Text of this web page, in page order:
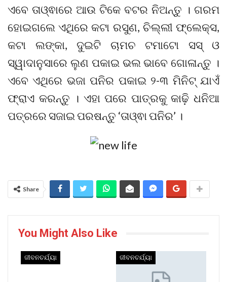
ଏବେ ତାଓ୍ଵାରେ ଆଉ ଟିକେ ବଟର ନିଅନ୍ତୁ । ଗରମ
ହୋଇଗଲେ ଏଥିରେ କଟା ରସୁଣ, ଚିଲ୍ଲୀ ଫ୍ଲେକ୍ସ,
କଟା ଲଙ୍କା, ଦୁଇଟି ଚାମଚ ଟମାଟୋ ସସ୍‌ ଓ
ସ୍ୱାଦାନୁସାରେ ଲୁଣ ପକାଇ ଭଲ ଭାବେ ଗୋଳାନ୍ତୁ ।
ଏବେ ଏଥିରେ ଭଜା ପନିର ପକାଇ ୨-୩ ମିନିଟ୍‌ ଯାଏଁ
ଫ୍ରାଏ କରନ୍ତୁ । ଏହା ପରେ ପାତ୍ରକୁ କାଢ଼ି ଧନିଆ
ପତ୍ରରେ ସଜାଇ ପରଷନ୍ତୁ ‘ତାଓ୍ଵା ପନିର’ ।
Share
You Might Also Like
ଜୀବନଚର୍ଯ୍ୟା ଜୀବନଚର୍ଯ୍ୟା